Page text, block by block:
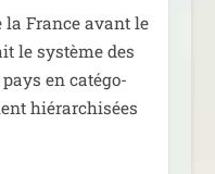
la France avant le
le sys­tème des
en caté­go­
hié­rar­chi­sées